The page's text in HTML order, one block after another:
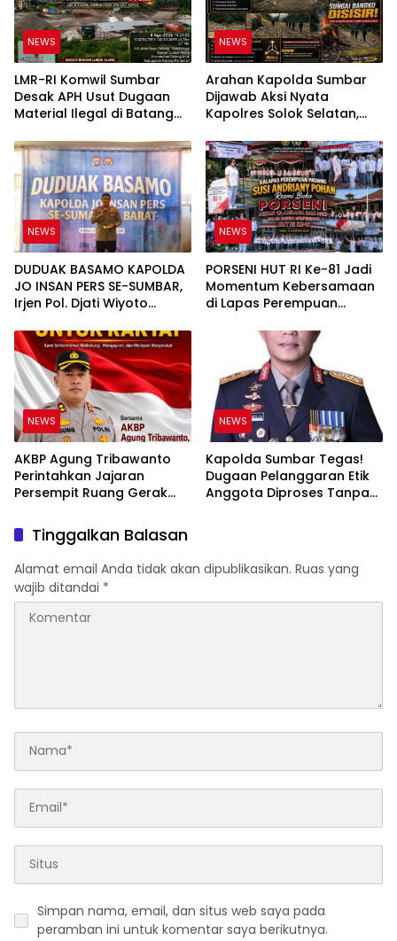
NEWS
LMR-RI Komwil Sumbar
Desak APH Usut Dugaan
Material Ilegal di Batang
PT UHA Diminta Diselidiki
Tuntas
NEWS
Arahan Kapolda Sumbar
Dijawab Aksi Nyata
Kapolres Solok Selatan,
Bukan Sekadar Slogan
NEWS
DUDUAK BASAMO KAPOLDA
JO INSAN PERS SE-SUMBAR,
Irjen Pol. Djati Wiyoto
Ruang bagi Pelanggar
Hukum di Internal Polri
NEWS
PORSENI HUT RI Ke-81 Jadi
Momentum Kebersamaan
di Lapas Perempuan
NEWS
AKBP Agung Tribawanto
Perintahkan Jajaran
Persempit Ruang Gerak
Pasaman Barat
NEWS
Kapolda Sumbar Tegas!
Dugaan Pelanggaran Etik
Anggota Diproses Tanpa
Tinggalkan Balasan
Alamat email Anda tidak akan dipublikasikan. Ruas yang
wajib ditandai *
Simpan nama, email, dan situs web saya pada
peramban ini untuk komentar saya berikutnya.